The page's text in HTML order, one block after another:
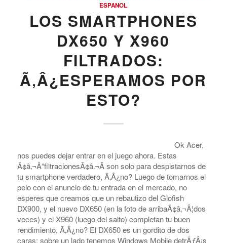
ESPANOL
LOS SMARTPHONES
DX650 Y X960
FILTRADOS:
Ã‚Â¿ESPERAMOS POR
ESTO?
Ok Acer,
nos puedes dejar entrar en el juego ahora. Estas
Ã¢â‚¬Å“filtracionesÃ¢â‚¬Â son solo para despistarnos de
tu smartphone verdadero, Ã‚Â¿no? Luego de tomarnos el
pelo con el anuncio de tu entrada en el mercado, no
esperes que creamos que un rebautizo del Glofish
DX900, y el nuevo DX650 (en la foto de arribaÃ¢â‚¬Â¦dos
veces) y el X960 (luego del salto) completan tu buen
rendimiento, Ã‚Â¿no? El DX650 es un gordito de dos
caras: sobre un lado tenemos Windows Mobile detrÃƒÂ¡s